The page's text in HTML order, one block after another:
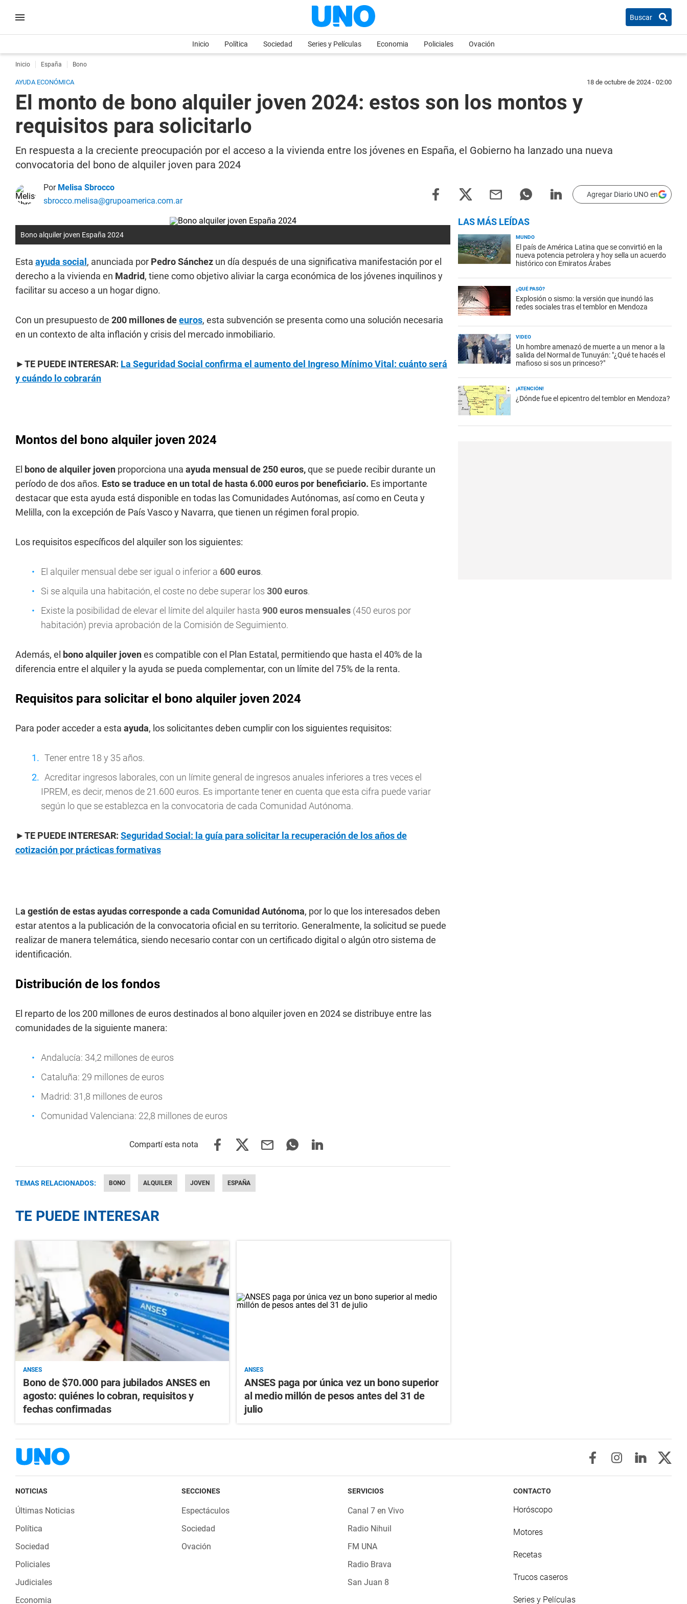
Buscar
Inicio Política Sociedad Series y Películas Economia Policiales Ovación
Inicio España Bono
AYUDA ECONÓMICA 18 de octubre de 2024 - 02:00
El monto de bono alquiler joven 2024: estos son los montos y
requisitos para solicitarlo
En respuesta a la creciente preocupación por el acceso a la vivienda entre los jóvenes en España, el Gobierno ha lanzado una nueva
convocatoria del bono de alquiler joven para 2024
Por Melisa Sbrocco
sbrocco.melisa@grupoamerica.com.ar
Agregar Diario UNO en
Bono alquiler joven España 2024
Esta ayuda social , anunciada por Pedro Sánchez un día después de una significativa manifestación por el
derecho a la vivienda en Madrid, tiene como objetivo aliviar la carga económica de los jóvenes inquilinos y
facilitar su acceso a un hogar digno.
Con un presupuesto de 200 millones deeuros, esta subvención se presenta como una solución necesaria
en un contexto de alta inflación y crisis del mercado inmobiliario.
►TE PUEDE INTERESAR: La Seguridad Social confirma el aumento del Ingreso Mínimo Vital: cuánto será
y cuándo lo cobrarán
Montos del bono alquiler joven 2024
El bono de alquiler joven proporciona una ayuda mensual de 250 euros,que se puede recibir durante un
período de dos años. Esto se traduce en un total de hasta 6.000 euros por beneficiario. Es importante
destacar que esta ayuda está disponible en todas las Comunidades Autónomas, así como en Ceuta y
Melilla, con la excepción de País Vasco y Navarra, que tienen un régimen foral propio.
Los requisitos específicos del alquiler son los siguientes:
El alquiler mensual debe ser igual o inferior a 600 euros.
Si se alquila una habitación, el coste no debe superar los 300 euros.
Existe la posibilidad de elevar el límite del alquiler hasta 900 euros mensuales (450 euros por
habitación) previa aprobación de la Comisión de Seguimiento.
Además, el bono alquiler jovenes compatible con el Plan Estatal, permitiendo que hasta el 40% de la
diferencia entre el alquiler y la ayuda se pueda complementar, con un límite del 75% de la renta.
Requisitos para solicitar el bono alquiler joven 2024
Para poder acceder a esta ayuda, los solicitantes deben cumplir con los siguientes requisitos:
Tener entre 18 y 35 años.
Acreditar ingresos laborales, con un límite general de ingresos anuales inferiores a tres veces el
IPREM, es decir, menos de 21.600 euros. Es importante tener en cuenta que esta cifra puede variar
según lo que se establezca en la convocatoria de cada Comunidad Autónoma.
►TE PUEDE INTERESAR: Seguridad Social: la guía para solicitar la recuperación de los años de
cotización por prácticas formativas
La gestión de estas ayudas corresponde a cada Comunidad Autónoma, por lo que los interesados deben
estar atentos a la publicación de la convocatoria oficial en su territorio. Generalmente, la solicitud se puede
realizar de manera telemática, siendo necesario contar con un certificado digital o algún otro sistema de
identificación.
Distribución de los fondos
El reparto de los 200 millones de euros destinados al bono alquiler joven en 2024 se distribuye entre las
comunidades de la siguiente manera:
Andalucía: 34,2 millones de euros
Cataluña: 29 millones de euros
Madrid: 31,8 millones de euros
Comunidad Valenciana: 22,8 millones de euros
TEMAS RELACIONADOS: BONO ALQUILER JOVEN ESPAÑA
LAS MÁS LEÍDAS
MUNDO
El país de América Latina que se convirtió en la
nueva potencia petrolera y hoy sella un acuerdo
histórico con Emiratos Árabes
¿QUÉ PASÓ?
Explosión o sismo: la versión que inundó las
redes sociales tras el temblor en Mendoza
VIDEO
Un hombre amenazó de muerte a un menor a la
salida del Normal de Tunuyán: "¿Qué te hacés el
mafioso si sos un princeso?"
¡ATENCIÓN!
¿Dónde fue el epicentro del temblor en Mendoza?
TE PUEDE INTERESAR
ANSES
Bono de $70.000 para jubilados ANSES en
agosto: quiénes lo cobran, requisitos y
fechas confirmadas
ANSES
ANSES paga por única vez un bono superior
al medio millón de pesos antes del 31 de
julio
NOTICIAS
Últimas Noticias
Política
Sociedad
Policiales
Judiciales
Economia
SECCIONES
Espectáculos
Sociedad
Ovación
SERVICIOS
Canal 7 en Vivo
Radio Nihuil
FM UNA
Radio Brava
San Juan 8
CONTACTO
Horóscopo
Motores
Recetas
Trucos caseros
Series y Películas